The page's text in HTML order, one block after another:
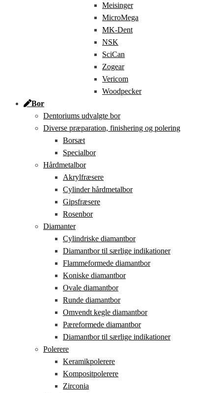
Meisinger
MicroMega
MK-Dent
NSK
SciCan
Zogear
Vericom
Woodpecker
Bor
Dentoriums udvalgte bor
Diverse præparation, finishering og polering
Borsæt
Specialbor
Hårdmetalbor
Akrylfræsere
Cylinder hårdmetalbor
Gipsfræsere
Rosenbor
Diamanter
Cylindriske diamantbor
Diamantbor til særlige indikationer
Flammeformede diamantbor
Koniske diamantbor
Ovale diamantbor
Runde diamantbor
Omvendt kegle diamantbor
Pæreformede diamantbor
Diamantbor til særlige indikationer
Polerere
Keramikpolerere
Kompositpolerere
Zirconia